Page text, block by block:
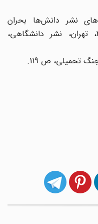
نشر دانش‌ها بحران
در ایران، ص 275-277، تهران، نشر دانشگاهی،